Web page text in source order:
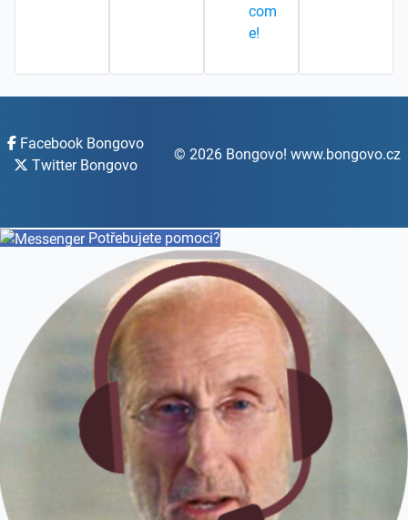
com
e!
Facebook Bongovo
Twitter Bongovo
© 2026 Bongovo! www.bongovo.cz
Potřebujete pomoci?